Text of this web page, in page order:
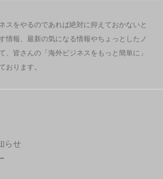
スをやるのであれば絶対に抑えておかないと
情報、最新の気になる情報やちょっとしたノ
、皆さんの「海外ビジネスをもっと簡単に」
おります。
らせ